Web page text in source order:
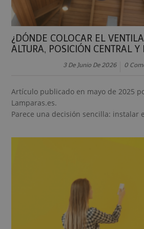
¿DÓNDE COLOCAR EL
ALTURA, POSICIÓN CENTRAL Y
3 De Junio De 2026 0
Artículo publicado en mayo de 2025
Lamparas.es.
Parece una decisión sencilla: instalar